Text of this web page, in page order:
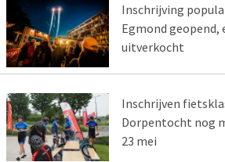
Inschrijving
Egmond geopend,
uitverkocht
Inschrijven
Dorpentocht nog
23 mei